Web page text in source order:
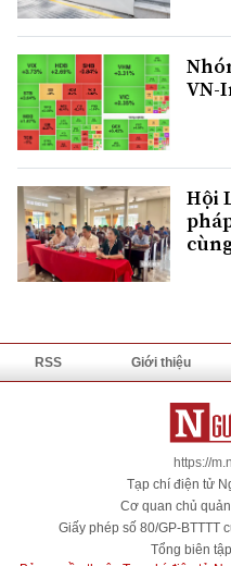
VN-
Hội
RSS Giới thiệu
https://
Tạp chí điện tử
Cơ quan chủ
Giấy phép số 80/GP-BTTTT
Tổng biên